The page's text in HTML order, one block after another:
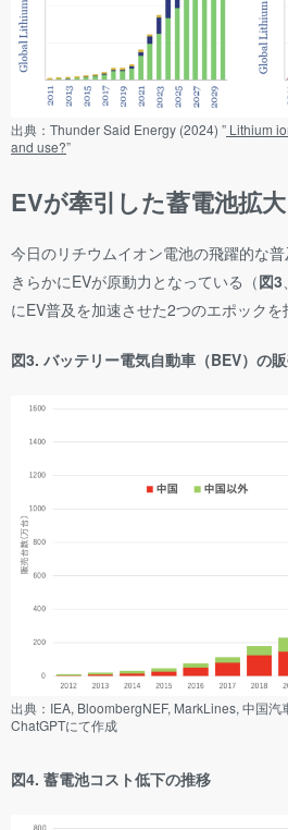
出典：Thunder Said Energy (2024) ” Lithium
and use?”
EVが牽引した蓄電池拡大
今日のリチウムイオン電池の飛躍的な
きらかにEVが原動力となっている（図3
にEV普及を加速させた2つのエポックを
図3. バッテリー電気自動車（BEV）の
出典：IEA, BloombergNEF, MarkLines, 中国汽
ChatGPTにて作成
図4. 蓄電池コスト低下の推移